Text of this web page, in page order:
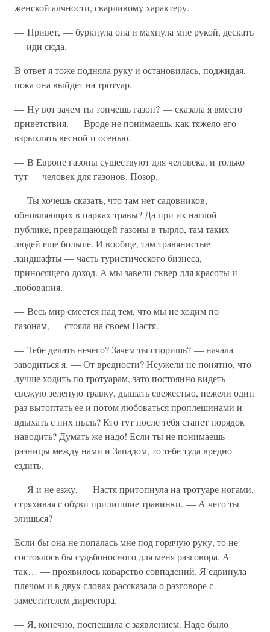
женской алчности, сварливому характеру.
— Привет, — буркнула она и махнула мне рукой, дескать
— иди сюда.
В ответ я тоже подняла руку и остановилась, поджидая,
пока она выйдет на тротуар.
— Ну вот зачем ты топчешь газон? — сказала я вместо
приветствия. — Вроде не понимаешь, как тяжело его
взрыхлять весной и осенью.
— В Европе газоны существуют для человека, и только
тут — человек для газонов. Позор.
— Ты хочешь сказать, что там нет садовников,
обновляющих в парках травы? Да при их наглой
публике, превращающей газоны в тырло, там таких
людей еще больше. И вообще, там травянистые
ландшафты — часть туристического бизнеса,
приносящего доход. А мы завели сквер для красоты и
любования.
— Весь мир смеется над тем, что мы не ходим по
газонам, — стояла на своем Настя.
— Тебе делать нечего? Зачем ты споришь? — начала
заводиться я. — От вредности? Неужели не понятно, что
лучше ходить по тротуарам, зато постоянно видеть
свежую зеленую травку, дышать свежестью, нежели один
раз вытоптать ее и потом любоваться проплешинами и
вдыхать с них пыль? Кто тут после тебя станет порядок
наводить? Думать же надо! Если ты не понимаешь
разницы между нами и Западом, то тебе туда вредно
ездить.
— Я и не езжу, — Настя притопнула на тротуаре ногами,
стряхивая с обуви прилипшие травинки. — А чего ты
злишься?
Если бы она не попалась мне под горячую руку, то не
состоялось бы судьбоносного для меня разговора. А
так… — проявилось коварство совпадений. Я сдвинула
плечом и в двух словах рассказала о разговоре с
заместителем директора.
— Я, конечно, поспешила с заявлением. Надо было